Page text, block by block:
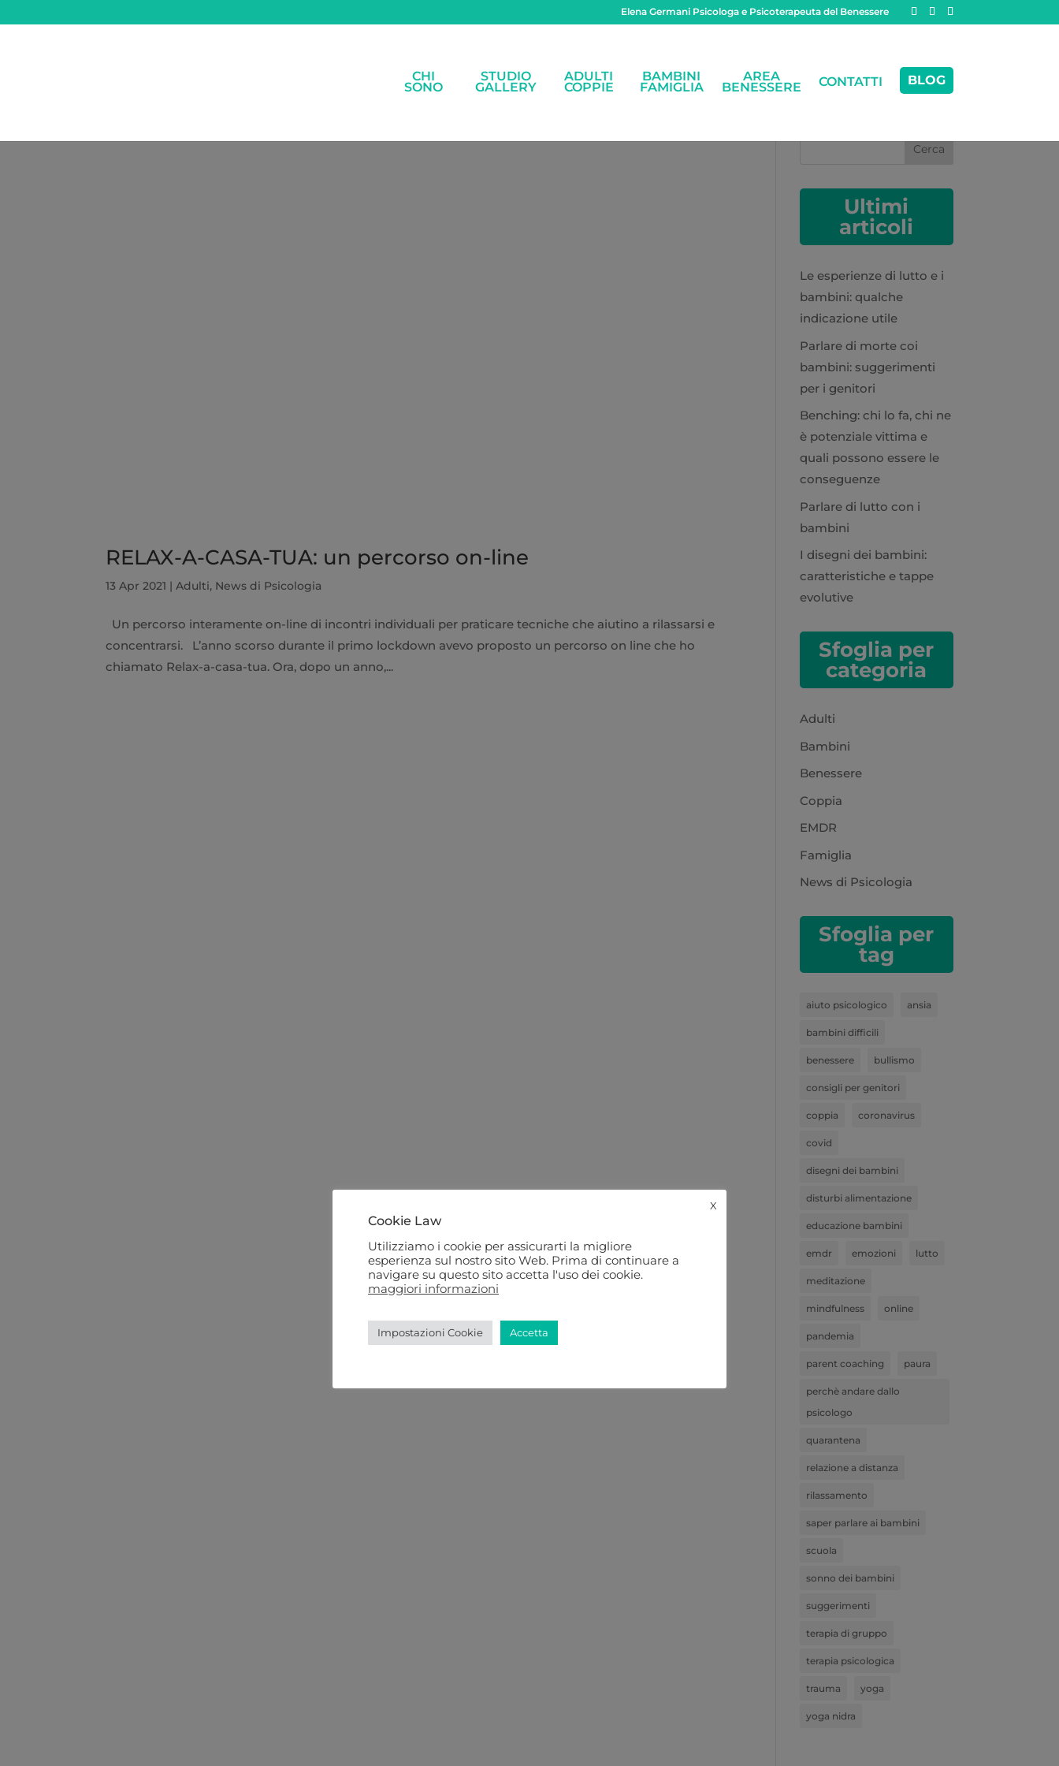
Elena Germani Psicologa e Psicoterapeuta del Benessere
CHI
SONO
STUDIO
GALLERY
ADULTI
COPPIE
BAMBINI
FAMIGLIA
AREA
BENESSERE CONTATTI BLOG
RELAX-A-CASA-TUA: un percorso on-line
13 Apr 2021 |Adulti, News di Psicologia
Un percorso interamente on-line di incontri individuali per praticare tecniche che aiutino a rilassarsi e
concentrarsi. L’anno scorso durante il primo lockdown avevo proposto un percorso on line che ho
chiamato Relax-a-casa-tua. Ora, dopo un anno,...
Cerca
Ultimi
articoli
Le esperienze di lutto e i
bambini: qualche
indicazione utile
Parlare di morte coi
bambini: suggerimenti
per i genitori
Benching: chi lo fa, chi ne
è potenziale vittima e
quali possono essere le
conseguenze
Parlare di lutto con i
bambini
I disegni dei bambini:
caratteristiche e tappe
evolutive
Sfoglia per
categoria
Adulti
Bambini
Benessere
Coppia
EMDR
Famiglia
News di Psicologia
Sfoglia per
tag
aiuto psicologico ansia
bambini difficili
benessere bullismo
consigli per genitori
coppia coronavirus
covid
disegni dei bambini
disturbi alimentazione
educazione bambini
emdr emozioni lutto
meditazione
mindfulness online
pandemia
parent coaching paura
perchè andare dallo
psicologo
quarantena
relazione a distanza
rilassamento
saper parlare ai bambini
scuola
sonno dei bambini
suggerimenti
terapia di gruppo
terapia psicologica
trauma yoga
yoga nidra
Cookie Law
Utilizziamo i cookie per assicurarti la migliore
esperienza sul nostro sito Web. Prima di continuare a
navigare su questo sito accetta l'uso dei cookie.
maggiori informazioni
X
Impostazioni Cookie Accetta